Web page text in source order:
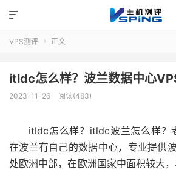

VPS测评  正文
itldc怎么样？波兰数据中心
2023-11-26 阅读(463)
itldc怎么样？itldc波兰怎么样？
在波兰有自己的数据中心，专业提供
处欧洲中部，在欧洲国家中面积较大